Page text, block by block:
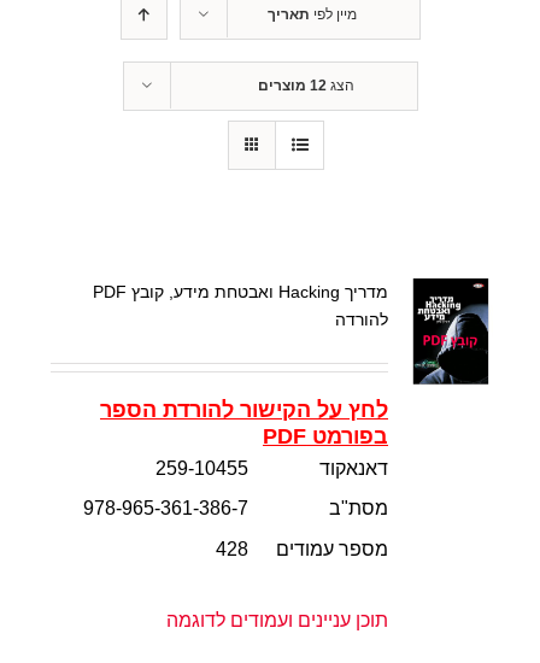
מיין לפי תאריך
הצג 12 מוצרים
מדריך Hacking ואבטחת מידע, קובץ PDF
להורדה
לחץ על הקישור להורדת הספר
בפורמט PDF
דאנאקוד
259-10455
מסת"ב
978-965-361-386-7
מספר עמודים
428
תוכן עניינים ועמודים לדוגמה